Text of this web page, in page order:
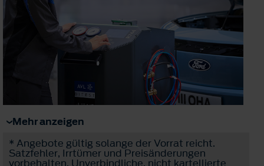
Mehr anzeigen
* Angebote gültig solange der Vorrat reicht.
Satzfehler, Irrtümer und Preisänderungen
vorbehalten. Unverbindliche, nicht kartellierte